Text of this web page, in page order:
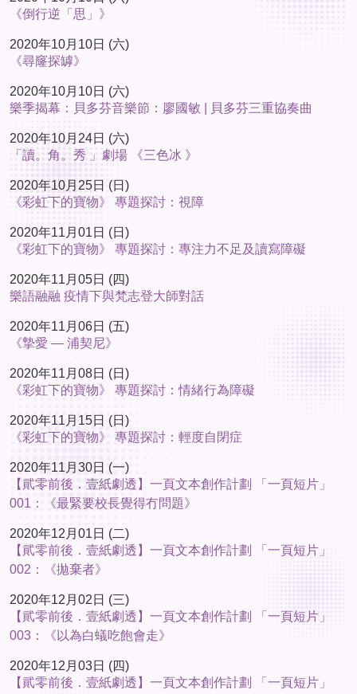
《倒行逆「思」》
2020年10月10日 (六)
《尋窿探罅》
2020年10月10日 (六)
樂季揭幕：貝多芬音樂節：廖國敏 | 貝多芬三重協奏曲
2020年10月24日 (六)
「讀。角。秀 」劇場 《三色冰 》
2020年10月25日 (日)
《彩虹下的寶物》 專題探討：視障
2020年11月01日 (日)
《彩虹下的寶物》 專題探討：專注力不足及讀寫障礙
2020年11月05日 (四)
樂語融融 疫情下與梵志登大師對話
2020年11月06日 (五)
《摯愛 — 浦契尼》
2020年11月08日 (日)
《彩虹下的寶物》 專題探討：情緒行為障礙
2020年11月15日 (日)
《彩虹下的寶物》 專題探討：輕度自閉症
2020年11月30日 (一)
【貮零前後．壹紙劇透】一頁文本創作計劃 「一頁短片」
001：《最緊要校長覺得冇問題》
2020年12月01日 (二)
【貮零前後．壹紙劇透】一頁文本創作計劃 「一頁短片」
002：《拋棄者》
2020年12月02日 (三)
【貮零前後．壹紙劇透】一頁文本創作計劃 「一頁短片」
003：《以為白蟻吃飽會走》
2020年12月03日 (四)
【貮零前後．壹紙劇透】一頁文本創作計劃 「一頁短片」